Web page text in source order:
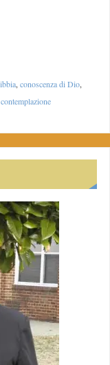
,conoscenza di Dio,